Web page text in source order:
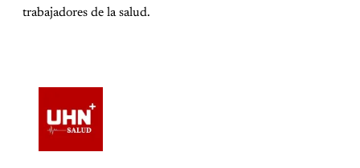
trabajadores de la salud.